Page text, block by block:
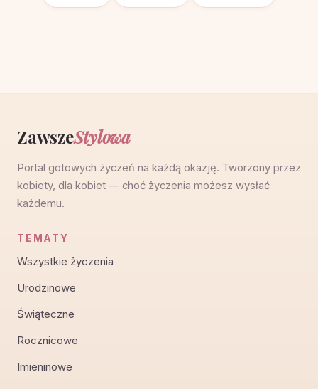
ZawszeStylowa
Portal gotowych życzeń na każdą okazję. Tworzony przez
kobiety, dla kobiet — choć życzenia możesz wysłać
każdemu.
TEMATY
Wszystkie życzenia
Urodzinowe
Świąteczne
Rocznicowe
Imieninowe